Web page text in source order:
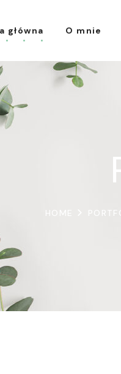
główna O mnie
HOME